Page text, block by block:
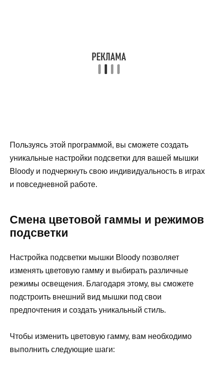
Пользуясь этой программой, вы сможете создать
уникальные настройки подсветки для вашей мышки
Bloody и подчеркнуть свою индивидуальность в играх
и повседневной работе.
Смена цветовой гаммы и режимов
подсветки
Настройка подсветки мышки Bloody позволяет
изменять цветовую гамму и выбирать различные
режимы освещения. Благодаря этому, вы сможете
подстроить внешний вид мышки под свои
предпочтения и создать уникальный стиль.
Чтобы изменить цветовую гамму, вам необходимо
выполнить следующие шаги: